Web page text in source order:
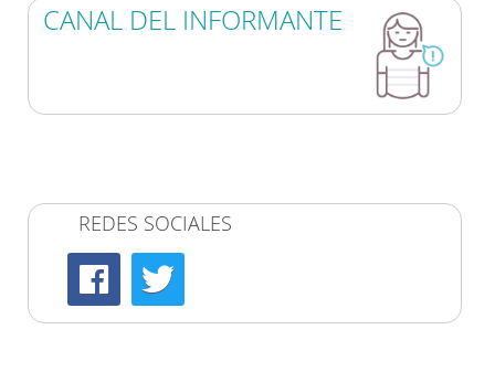
CANAL DEL INFORMANTE
REDES SOCIALES